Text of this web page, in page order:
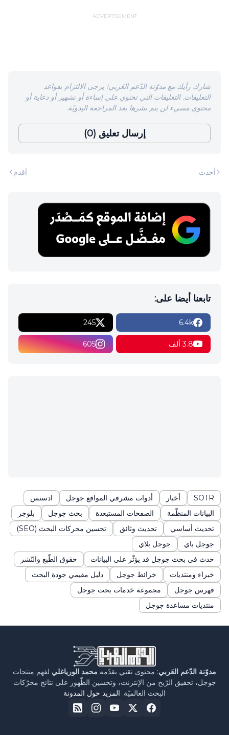
ADVERTISEMENT
شارك رأيك مع مدوّنة الدّعم العَربي! يرجى الالتزام بقواعد
التعليقات. التعليقات التي تحتوي على إساءة أو تشهير أو دعاية أو
محتوى مسيء لن يتم نشرها بعد المراجعة اليدويّة.
إرسال تعليق (0)
أحدث أقدم
تابعنا أيضا على:
6.4k
245
3.8 ألف 605
SOTR أخبار أدوات مشرفي المواقع جوجل
ادسنس
البيانات المنظّمة
الصفحات المستبعدة بحث جوجل
بلوجر
تحديث أساسي
تحديث وثائق
تحسين محركات البحث (SEO)
جوجل باي
جوجل بلاي
حدث في بحث جوجل قد يؤثّر على البيانات
حقوق الطّبع والنّشر
خبراء ومنتديات
خرائط جوجل
دليل مقيمي جودة البحث
فهرس جوجل
مجموعة خدمات بحث جوجل
منتديات مساعدة جوجل
مدوّنة الدّعم العَربي: محتوى تقني يقدّمه محمد الورياغلي لفهم منتجات
جوجل، تحقيق الرّبح من الإنترنت، وتحسين الظّهور على نتائج محرّكات
البحث العالميّة. المزيد حول المدونة